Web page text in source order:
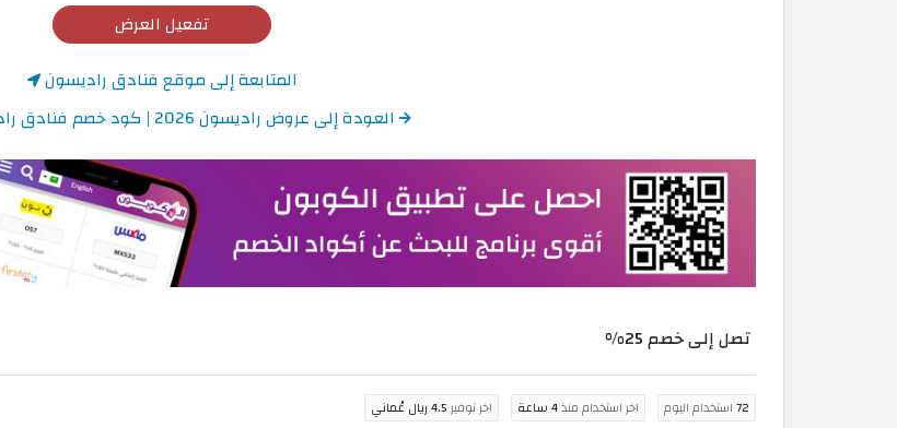
تفعيل العرض
المتابعة إلى موقع فنادق راديسون
العودة إلى عروض راديسون 2026 | كود خصم فنادق راديسون عمان
تصل إلى خصم 25%
72استخدام اليوم اخر استخدام منذ4 ساعة اخر توفير4.5 ريال عُماني